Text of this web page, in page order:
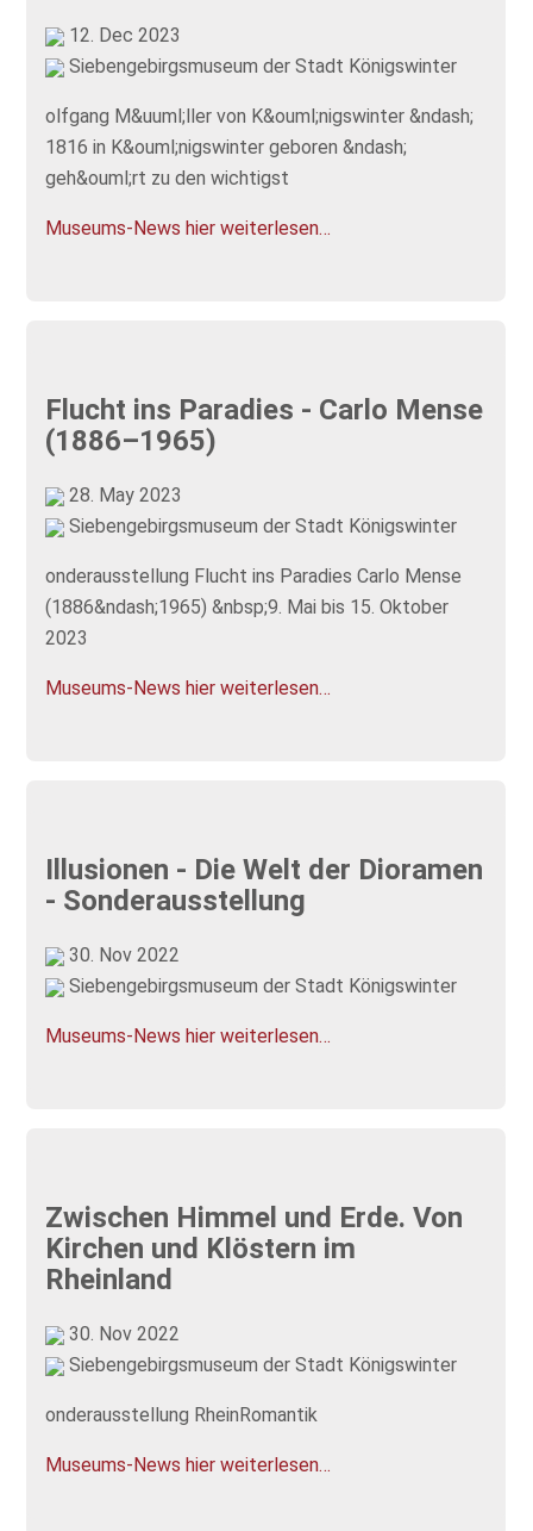
12. Dec 2023
Siebengebirgsmuseum der Stadt Königswinter
olfgang M&uuml;ller von K&ouml;nigswinter &ndash;
1816 in K&ouml;nigswinter geboren &ndash;
geh&ouml;rt zu den wichtigst
Museums-News hier weiterlesen…
Flucht ins Paradies - Carlo Mense
(1886–1965)
28. May 2023
Siebengebirgsmuseum der Stadt Königswinter
onderausstellung Flucht ins Paradies Carlo Mense
(1886&ndash;1965) &nbsp;9. Mai bis 15. Oktober
2023
Museums-News hier weiterlesen…
Illusionen - Die Welt der Dioramen
- Sonderausstellung
30. Nov 2022
Siebengebirgsmuseum der Stadt Königswinter
Museums-News hier weiterlesen…
Zwischen Himmel und Erde. Von
Kirchen und Klöstern im
Rheinland
30. Nov 2022
Siebengebirgsmuseum der Stadt Königswinter
onderausstellung RheinRomantik
Museums-News hier weiterlesen…